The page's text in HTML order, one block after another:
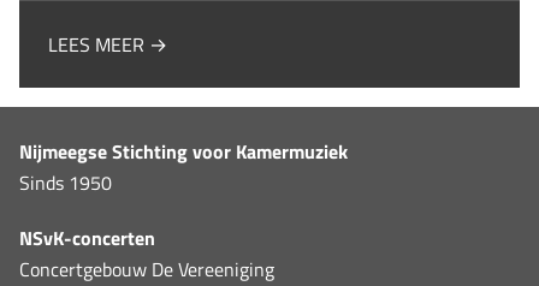
LEES MEER →
Nijmeegse Stichting voor Kamermuziek
Sinds 1950
NSvK-concerten
Concertgebouw De Vereeniging